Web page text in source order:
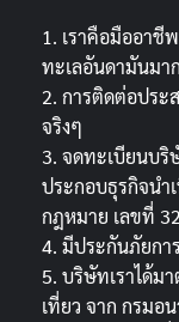
1. เราคือมืออาชี
ทะเลอันดามันมา
2. การติดต่อประ
จริงๆ
3. จดทะเบียนบ
ประกอบธุรกิจนำ
กฎหมาย เลขที่
4. มีประกันภัยกา
5. บริษัทเราได้ม
เที่ยว จาก กรมอ